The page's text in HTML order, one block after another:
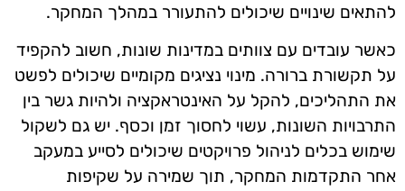
להתאים שינויים שיכולים להתעורר במהלך המחקר.
כאשר עובדים עם צוותים במדינות שונות, חשוב להקפיד
על תקשורת ברורה. מינוי נציגים מקומיים שיכולים לפשט
את התהליכים, להקל על האינטראקציה ולהיות גשר בין
התרבויות השונות, עשוי לחסוך זמן וכסף. יש גם לשקול
שימוש בכלים לניהול פרויקטים שיכולים לסייע במעקב
אחר התקדמות המחקר, תוך שמירה על שקיפות